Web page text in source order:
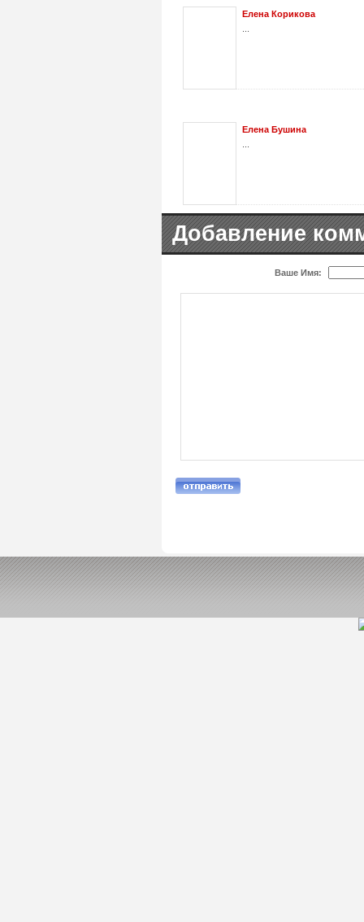
Елена Корикова
Елена Бушина
Добавление
Ваше Имя: